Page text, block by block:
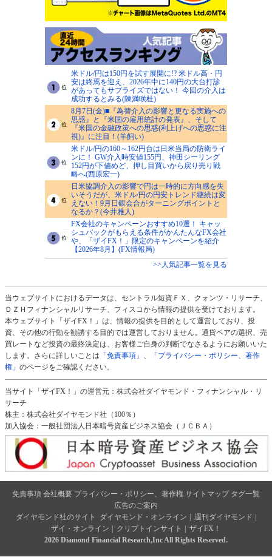
米ドル/円は150円を試す展開に!? 米ドル高・円
安は終焉を迎え、2026年中に140円の大台打診
があってもサプライズではない！ 今回の介入は
成功するとみる(陳満咲杜)
8月7日(金)■『為替介入の影響と更なる実施への
思惑』と『米国の雇用統計の発表』、そして
『米国の金融政策への思惑(利上げへの思惑に注
視)』に注目！(羊飼い)
米ドル/円の160～162円台は日米当局の防衛ライ
ンに！ GW介入時安値155円、神田シーリング
152円が下値めど、押し目買いから戻り売り戦
略へ(西原宏一)
日米協調介入の影響で円は一時的に方向感を失
いそうだが、米ドル/円の円安トレンド継続は変
えない！9月日銀会合がターニングポイントと
なるか？(今井雅人)
FX会社のキャンペーンおすすめ10選！ キャッ
シュバックがもらえる条件がかんたんなFX会社
や、「ザイFX！」限定のキャンペーンを紹介
【2026年8月】(FX情報局)
>>人気記事一覧を見る
当ウェブサイトにおけるデータは、セントラル短資ＦＸ、クォンツ・リサーチ、
ＤＺＨフィナンシャルリサーチ、フィスコから情報の提供を受けております。
本ウェブサイト「ザイFX！」は、情報の提供を目的として運営しており、投
資、その他の行動を勧誘する目的では運営しておりません。通貨ペアの選択、売
買レートなど投資の最終決定は、お客様ご自身の判断でなさるようにお願いいた
します。さらに詳しいことは 「免責事項」 、
「プライバシー・ポリシー、著作
権」 のページをご確認ください。
当サイト「ザイFX！」の運営元：株式会社ダイヤモンド・フィナンシャル・リ
サーチ
株主：株式会社ダイヤモンド社（100％）
加入協会：一般社団法人日本暗号資産ビジネス協会（ＪＣＢＡ）
免責事項 会社概要 プライバシー・ポリシー、著作権 サイトマップ タグ一覧
広告のご案内
ダイヤモンド社のサイト
ダイヤモンド・オンライン 週刊ダイヤモンド
ザイ・オンライン
クリプトインサイト
ザイFX！
2026 Diamond Financial Research,Inc All Rights Reserved.